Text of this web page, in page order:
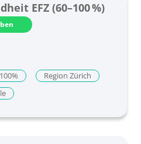
EFZ (60–100 %)
Region Zürich